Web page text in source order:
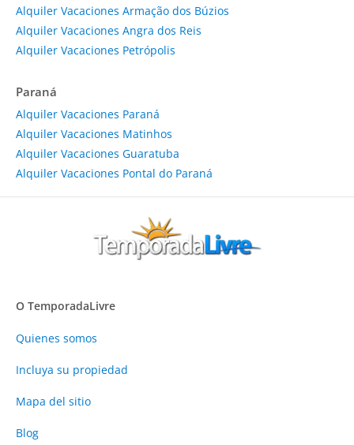
Alquiler Vacaciones Armação dos Búzios
Alquiler Vacaciones Angra dos Reis
Alquiler Vacaciones Petrópolis
Paraná
Alquiler Vacaciones Paraná
Alquiler Vacaciones Matinhos
Alquiler Vacaciones Guaratuba
Alquiler Vacaciones Pontal do Paraná
O TemporadaLivre
Quienes somos
Incluya su propiedad
Mapa del sitio
Blog